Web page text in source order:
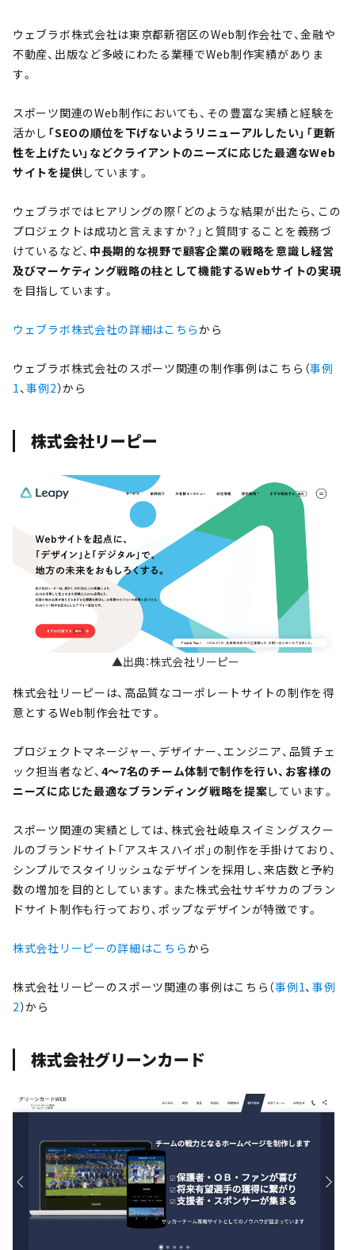
ウェブラボ株式会社は東京都新宿区のWeb制作会社で、金融や
不動産、出版など多岐にわたる業種でWeb制作実績がありま
す。
スポーツ関連のWeb制作においても、その豊富な実績と経験を
活かし 「SEOの順位を下げないようリニューアルしたい」「更新
性を上げたい」などクライアントのニーズに応じた最適なWeb
サイトを提供しています。
ウェブラボではヒアリングの際「どのような結果が出たら、この
プロジェクトは成功と言えますか？ 」と質問することを義務づ
けているなど、 中長期的な視野で顧客企業の戦略を意識し経営
及びマーケティング戦略の柱として機能するWebサイトの実現
を目指しています。
ウェブラボ株式会社の詳細はこちらから
ウェブラボ株式会社のスポーツ関連の制作事例はこちら（事例
1、事例2）から
株式会社リーピー
▲出典：株式会社リーピー
株式会社リーピーは、高品質なコーポレートサイトの制作を得
意とするWeb制作会社です。
プロジェクトマネージャー、デザイナー、エンジニア、品質チェ
ック担当者など、 4～7名のチーム体制で制作を行い、お客様の
ニーズに応じた最適なブランディング戦略を提案しています。
スポーツ関連の実績としては、株式会社岐阜スイミングスクー
ルのブランドサイト「アスキスハイポ」の制作を手掛けており、
シンプルでスタイリッシュなデザインを採用し、来店数と予約
数の増加を目的としています。また株式会社サギサカのブラン
ドサイト制作も行っており、ポップなデザインが特徴です。
株式会社リーピーの詳細はこちらから
株式会社リーピーのスポーツ関連の事例はこちら（事例1、 事例
2）から
株式会社グリーンカード